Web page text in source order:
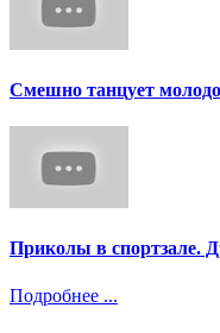
Смешно танцует
Приколы в спортзале.
Подробнее ...